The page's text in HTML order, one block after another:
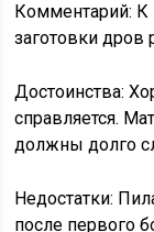
Комментарий:
заготовки
Достоинства:
справляется.
должны долго
Недостатки:
после первого